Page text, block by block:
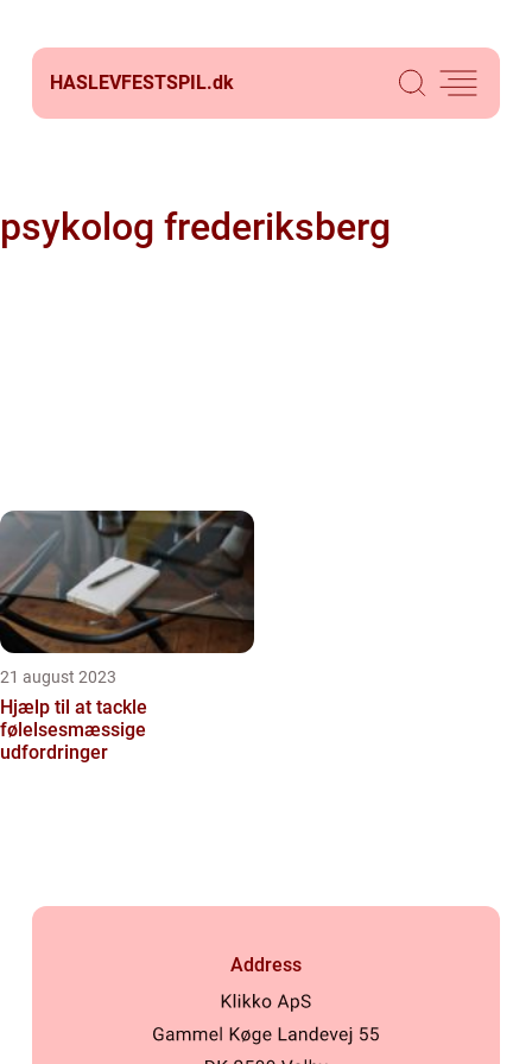
HASLEVFESTSPIL.dk
psykolog frederiksberg
21 august 2023
Hjælp til at tackle
følelsesmæssige
udfordringer
Address